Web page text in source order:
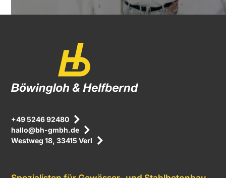
+49 5246 92480
hallo@bh-gmbh.de
Westweg 18, 33415 Verl